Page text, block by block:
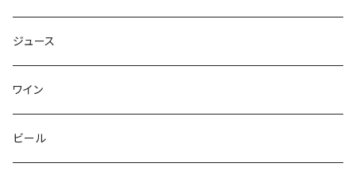
ジュース
ワイン
ビール